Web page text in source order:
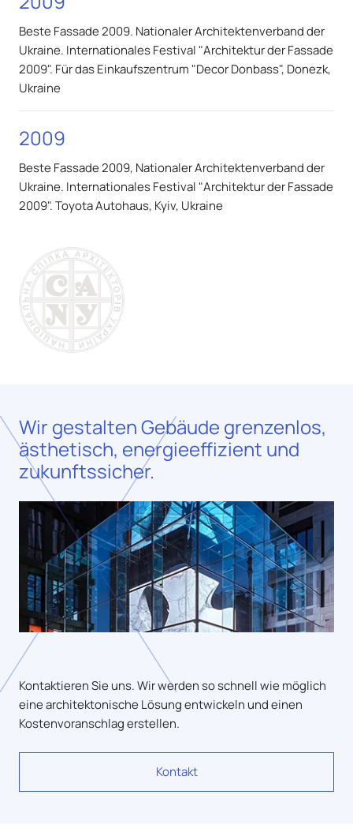
Beste Fassade 2009. Nationaler Architektenverband der
Ukraine. Internationales Festival "Architektur der Fassade
2009". Für das Einkaufszentrum "Decor Donbass", Donezk,
Ukraine
2009
Beste Fassade 2009, Nationaler Architektenverband der
Ukraine. Internationales Festival "Architektur der Fassade
2009". Toyota Autohaus, Kyiv, Ukraine
Wir gestalten Gebäude grenzenlos,
ästhetisch, energieeffizient und
zukunftssicher.
Kontaktieren Sie uns. Wir werden so schnell wie möglich
eine architektonische Lösung entwickeln und einen
Kostenvoranschlag erstellen.
Kontakt